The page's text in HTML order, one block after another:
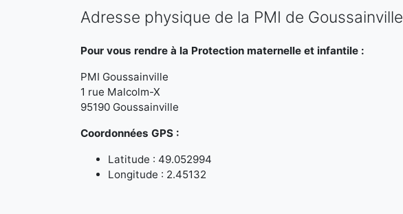
Adresse physique de la PMI de Goussainville
Pour vous rendre à la Protection maternelle et infantile :
PMI Goussainville
1 rue Malcolm-X
95190 Goussainville
Coordonnées GPS :
Latitude : 49.052994
Longitude : 2.45132